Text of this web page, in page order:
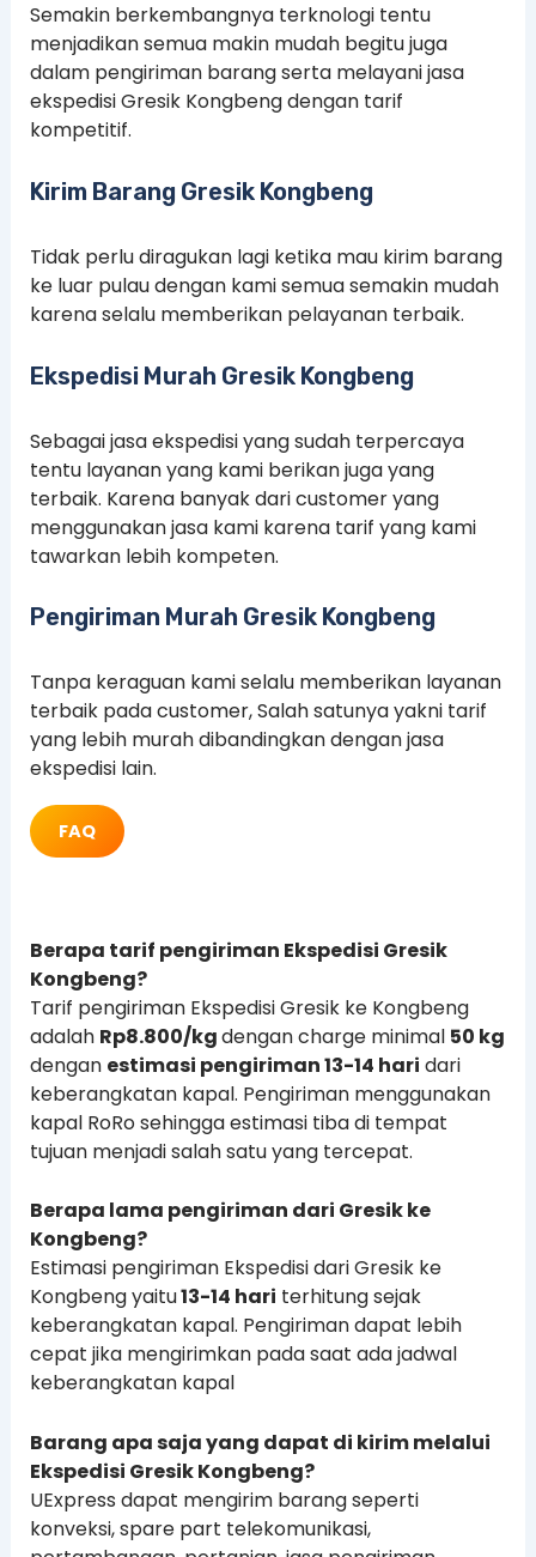
Semakin berkembangnya terknologi tentu
menjadikan semua makin mudah begitu juga
dalam pengiriman barang serta melayani jasa
ekspedisi Gresik Kongbeng dengan tarif
kompetitif.
Kirim Barang Gresik Kongbeng
Tidak perlu diragukan lagi ketika mau kirim barang
ke luar pulau dengan kami semua semakin mudah
karena selalu memberikan pelayanan terbaik.
Ekspedisi Murah Gresik Kongbeng
Sebagai jasa ekspedisi yang sudah terpercaya
tentu layanan yang kami berikan juga yang
terbaik. Karena banyak dari customer yang
menggunakan jasa kami karena tarif yang kami
tawarkan lebih kompeten.
Pengiriman Murah Gresik Kongbeng
Tanpa keraguan kami selalu memberikan layanan
terbaik pada customer, Salah satunya yakni tarif
yang lebih murah dibandingkan dengan jasa
ekspedisi lain.
FAQ
Berapa tarif pengiriman Ekspedisi Gresik
Kongbeng?
Tarif pengiriman Ekspedisi Gresik ke Kongbeng
adalah Rp8.800/kgdengan charge minimal 50 kg
dengan estimasi pengiriman 13-14 hari dari
keberangkatan kapal. Pengiriman menggunakan
kapal RoRo sehingga estimasi tiba di tempat
tujuan menjadi salah satu yang tercepat.
Berapa lama pengiriman dari Gresik ke
Kongbeng?
Estimasi pengiriman Ekspedisi dari Gresik ke
Kongbeng yaitu13-14 hari terhitung sejak
keberangkatan kapal. Pengiriman dapat lebih
cepat jika mengirimkan pada saat ada jadwal
keberangkatan kapal
Barang apa saja yang dapat di kirim melalui
Ekspedisi Gresik Kongbeng?
UExpress dapat mengirim barang seperti
konveksi, spare part telekomunikasi,